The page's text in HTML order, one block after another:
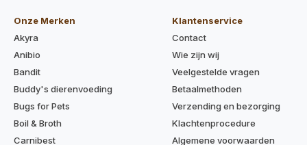
Onze Merken
Akyra
Anibio
Bandit
Buddy's dierenvoeding
Bugs for Pets
Boil & Broth
Carnibest
Klantenservice
Contact
Wie zijn wij
Veelgestelde vragen
Betaalmethoden
Verzending en bezorging
Klachtenprocedure
Algemene voorwaarden